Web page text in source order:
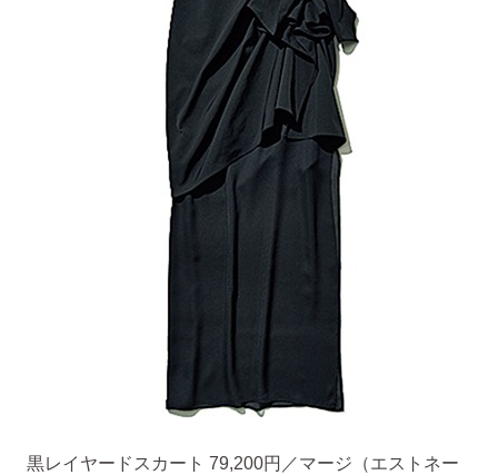
黒レイヤードスカート 79,200円／マージ（エストネー